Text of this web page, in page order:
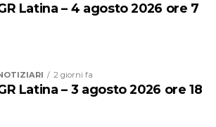
un invito alla cittadinanza e
affinché prendano parte alla
sottolineando il valore dell’impegno
una maggiore cultura della
e sostenere le famiglie colpite da
Latina – 4 agosto 2026 ore 7
2 giorni fa
Latina – 3 agosto 2026 ore 18